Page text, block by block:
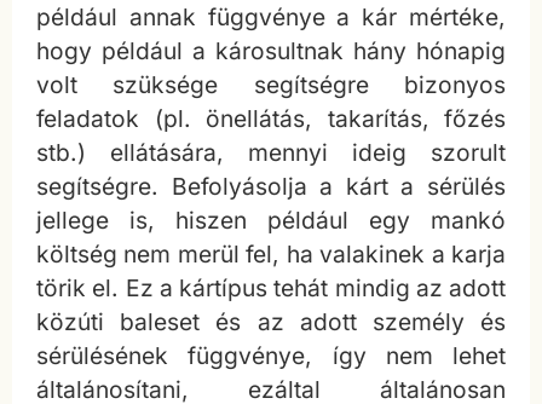
például annak függvénye a kár mértéke,
hogy például a károsultnak hány hónapig
volt szüksége segítségre bizonyos
feladatok (pl. önellátás, takarítás, főzés
stb.) ellátására, mennyi ideig szorult
segítségre. Befolyásolja a kárt a sérülés
jellege is, hiszen például egy mankó
költség nem merül fel, ha valakinek a karja
törik el. Ez a kártípus tehát mindig az adott
közúti baleset és az adott személy és
sérülésének függvénye, így nem lehet
általánosítani, ezáltal általánosan